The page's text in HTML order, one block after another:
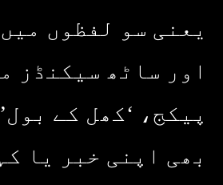
یعنی سو لفظوں
اور ساٹھ سیکنڈز
پیکج، ‘کھل کے
بھی اپنی خبر یا